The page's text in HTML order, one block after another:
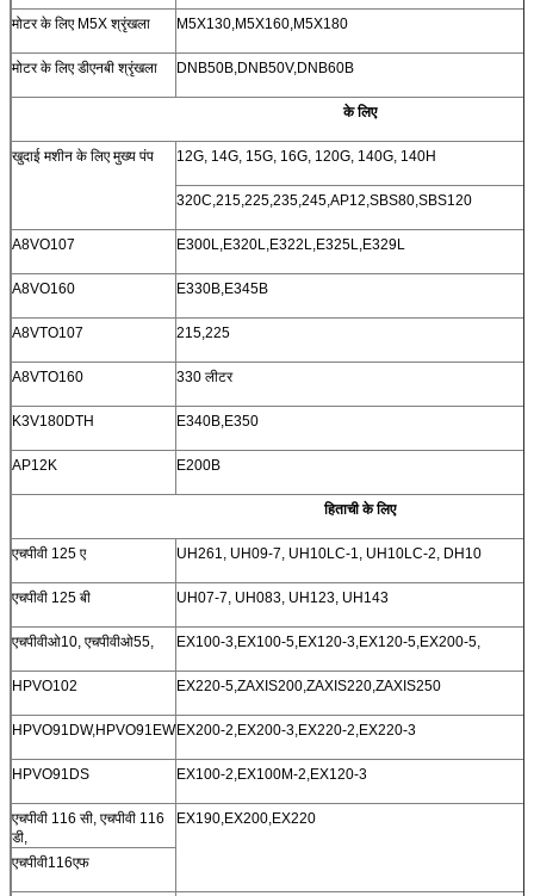
मोटर के लिए M5X श्रृंखला M5X130,M5X160,M5X180
मोटर के लिए डीएनबी श्रृंखला DNB50B,DNB50V,DNB60B
के लिए
खुदाई मशीन के लिए मुख्य पंप 12G, 14G, 15G, 16G, 120G, 140G, 140H
320C,215,225,235,245,AP12,SBS80,SBS120
A8VO107 E300L,E320L,E322L,E325L,E329L
A8VO160 E330B,E345B
A8VTO107 215,225
A8VTO160 330 लीटर
K3V180DTH E340B,E350
AP12K E200B
हिताची के लिए
एचपीवी 125 ए UH261, UH09-7, UH10LC-1, UH10LC-2, DH10
एचपीवी 125 बी UH07-7, UH083, UH123, UH143
एचपीवीओ10, एचपीवीओ55, EX100-3,EX100-5,EX120-3,EX120-5,EX200-5,
HPVO102 EX220-5,ZAXIS200,ZAXIS220,ZAXIS250
HPVO91DW,HPVO91EWEX200-2,EX200-3,EX220-2,EX220-3
HPVO91DS EX100-2,EX100M-2,EX120-3
एचपीवी 116 सी, एचपीवी 116
डी,
EX190,EX200,EX220
एचपीवी116एफ